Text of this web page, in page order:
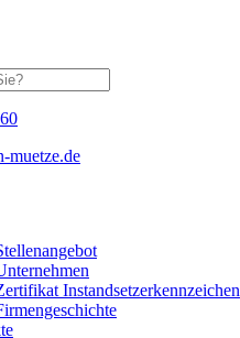
muetze.de
Instandsetzerkennzeichen